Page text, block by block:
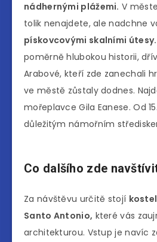
nádhernými plážemi. V
tolik nenajdete, ale nadchne
pískovcovými skalními útesy.
poměrně hlubokou historii,
Arabové, kteří zde zanechali
ve městě zůstaly dodnes.
mořeplavce Gila Eanese. Od
důležitým námořním
Co dalšího zde
Za návštěvu určitě stojí
Santo Antonio, které vás
architekturou. Vstup je navíc